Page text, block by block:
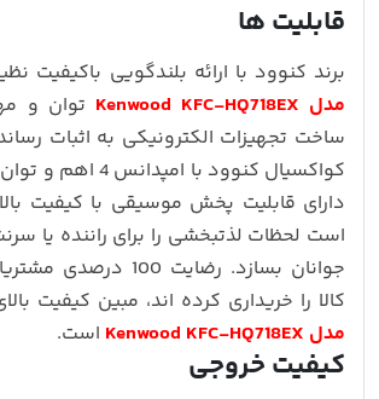
قابلیت ها
برند کنوود با ارائه بلندگویی باکیفیت
مدل Kenwood KFC-HQ718EX
توان و
ساخت تجهیزات الکترونیکی به اثبات
کواکسیال کنوود با
دارای قابلیت پخش موسیقی با کیفیت
است لحظات لذتبخشی را برای راننده یا
جوانان بسازد. رضایت
کالا را خریداری کرده اند، مبین کیفیت
مدل Kenwood KFC-HQ718EX
است.
کیفیت خروجی